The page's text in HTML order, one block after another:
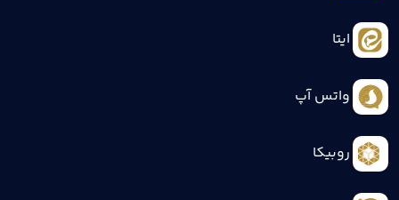
ایتا
واتس آپ
روبیکا